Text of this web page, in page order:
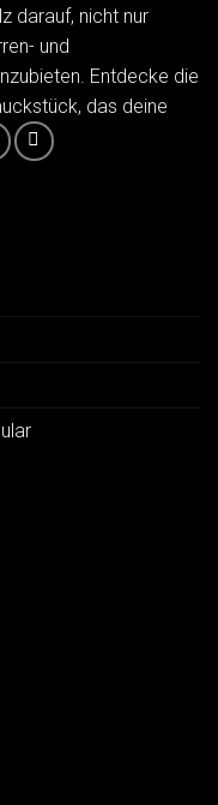
darauf, nicht nur
und
Entdecke die
das deine